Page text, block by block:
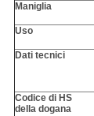
Maniglia
Uso
Dati tecnici
Codice di HS
della dogana